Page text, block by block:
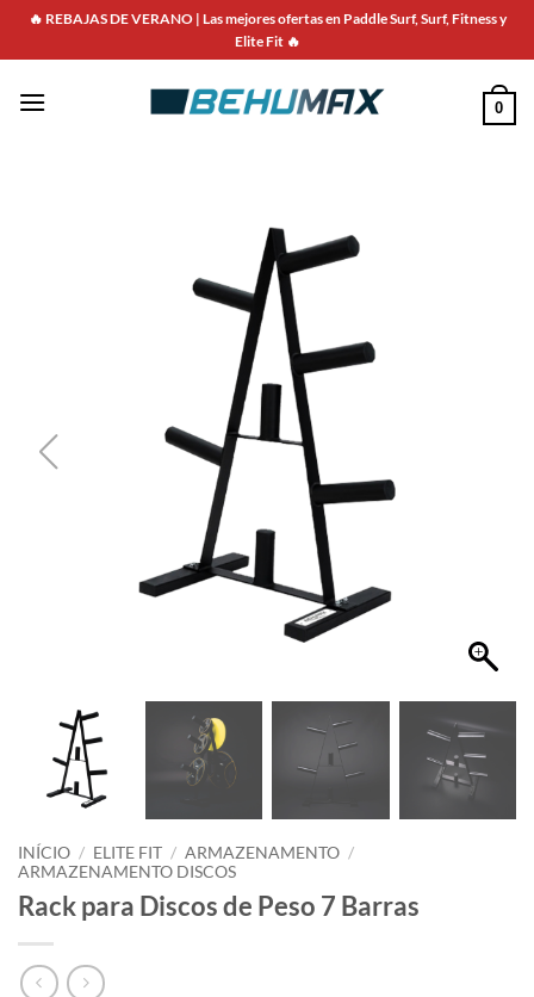
🔥 REBAJAS DE VERANO | Las mejores ofertas en Paddle Surf, Surf, Fitness y
Elite Fit 🔥
0
INÍCIO / ELITE FIT / ARMAZENAMENTO /
ARMAZENAMENTO DISCOS
Rack para Discos de Peso 7 Barras